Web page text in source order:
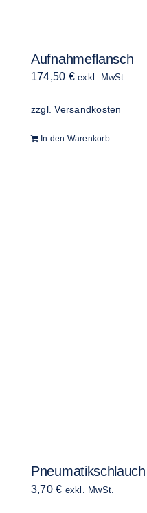
Aufnahmeflansch
174,50 € exkl. MwSt.
zzgl.Versandkosten
In den Warenkorb
Pneumatikschlauch
3,70€ exkl. MwSt.